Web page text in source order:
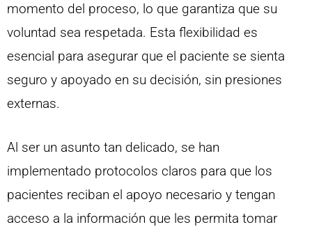
momento del proceso, lo que garantiza que su
voluntad sea respetada. Esta flexibilidad es
esencial para asegurar que el paciente se sienta
seguro y apoyado en su decisión, sin presiones
externas.
Al ser un asunto tan delicado, se han
implementado protocolos claros para que los
pacientes reciban el apoyo necesario y tengan
acceso a la información que les permita tomar